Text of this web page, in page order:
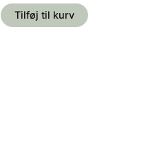
Tilføj til kurv